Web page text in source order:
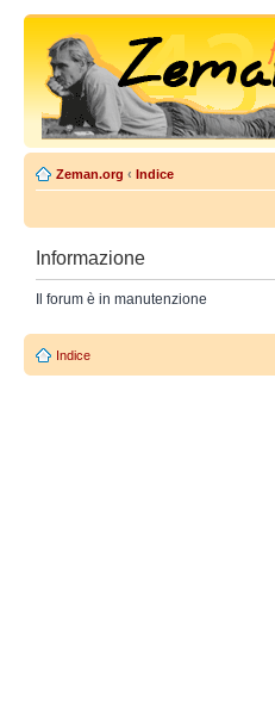
Zeman.org ‹ Indice
Informazione
Il forum è in manutenzione
Indice